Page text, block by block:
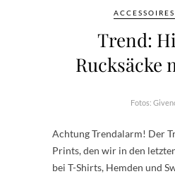
ACCESSOIRES
Trend:
Rucksäcke
Fotos:
Achtung Trendalarm! Der
Prints, den wir in den
bei T-Shirts, Hemden und